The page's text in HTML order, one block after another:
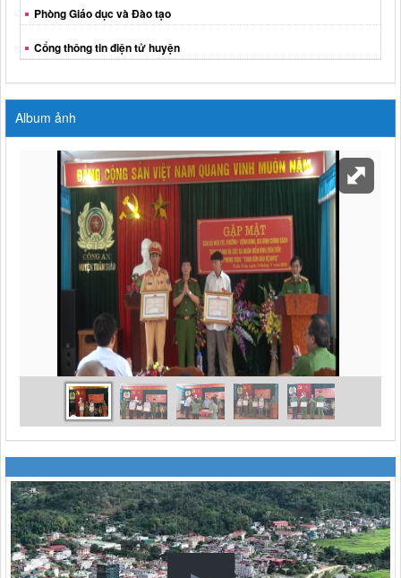
Phòng Giáo dục và Đào tạo
Cổng thông tin điện tử huyện
Album ảnh